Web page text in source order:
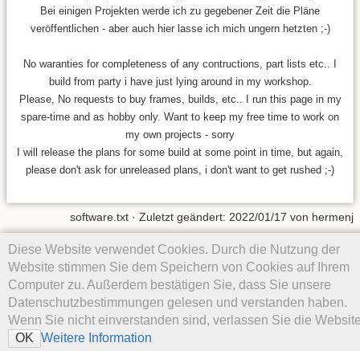
Diese Website verwendet Cookies. Durch die Nutzung der
Website stimmen Sie dem Speichern von Cookies auf Ihrem
Computer zu. Außerdem bestätigen Sie, dass Sie unsere
Datenschutzbestimmungen gelesen und verstanden haben.
Wenn Sie nicht einverstanden sind, verlassen Sie die
OK Weitere Information
Bei einigen Projekten werde ich zu gegebener Zeit die Pläne
veröffentlichen - aber auch hier lasse ich mich ungern hetzten ;-)
No waranties for completeness of any contructions, part lists etc.. I
build from party i have just lying around in my workshop.
Please, No requests to buy frames, builds, etc.. I run this page in my
spare-time and as hobby only. Want to keep my free time to work on
my own projects - sorry
I will release the plans for some build at some point in time, but again,
please don't ask for unreleased plans, i don't want to get rushed ;-)
software.txt · Zuletzt geändert: 2022/01/17 von hermenj
Falls nicht anders bezeichnet, ist der Inhalt dieses Wikis unter der
folgenden Lizenz veröffentlicht:
CC Attribution-Noncommercial-
Share Alike 4.0 International